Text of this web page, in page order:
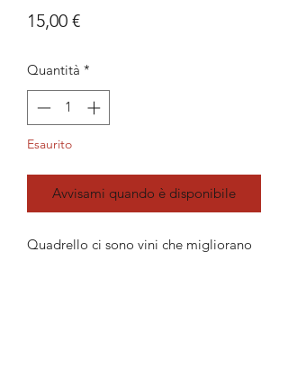
15,00 €Prezzo
Quantità *
Esaurito
Avvisami quando è disponibile
Quadrello ci sono vini che migliorano